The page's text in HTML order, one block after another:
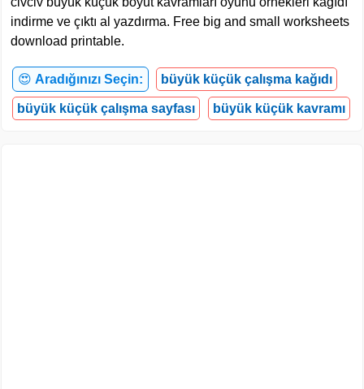
indirme ve çıktı al yazdırma. Free big and small worksheets
download printable.
😍 Aradığınızı Seçin: büyük küçük çalışma kağıdı
büyük küçük çalışma sayfası büyük küçük kavramı